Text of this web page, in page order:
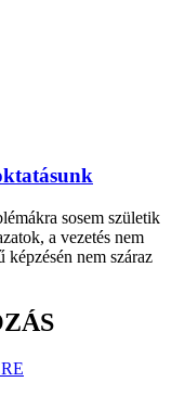
sosem születik
a vezetés nem
nem száraz